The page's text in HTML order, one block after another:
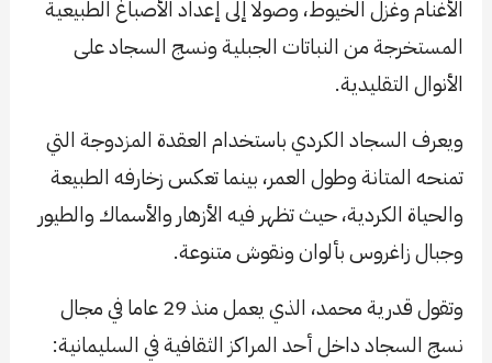
الأغنام وغزل الخيوط، وصولا إلى إعداد الأصباغ الطبيعية
المستخرجة من النباتات الجبلية ونسج السجاد على
الأنوال التقليدية.
ويعرف السجاد الكردي باستخدام العقدة المزدوجة التي
تمنحه المتانة وطول العمر، بينما تعكس زخارفه الطبيعة
والحياة الكردية، حيث تظهر فيه الأزهار والأسماك والطيور
وجبال زاغروس بألوان ونقوش متنوعة.
وتقول قدرية محمد، الذي يعمل منذ 29 عاما في مجال
نسج السجاد داخل أحد المراكز الثقافية في السليمانية: